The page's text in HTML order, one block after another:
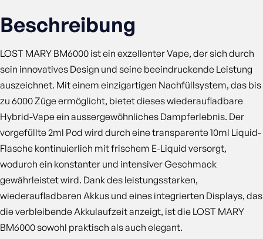
Beschreibung
LOST MARY BM6000 ist ein exzellenter Vape, der sich durch
sein innovatives Design und seine beeindruckende Leistung
auszeichnet. Mit einem einzigartigen Nachfüllsystem, das bis
zu 6000 Züge ermöglicht, bietet dieses wiederaufladbare
Hybrid-Vape ein aussergewöhnliches Dampferlebnis. Der
vorgefüllte 2ml Pod wird durch eine transparente 10ml Liquid-
Flasche kontinuierlich mit frischem E-Liquid versorgt,
wodurch ein konstanter und intensiver Geschmack
gewährleistet wird. Dank des leistungsstarken,
wiederaufladbaren Akkus und eines integrierten Displays, das
die verbleibende Akkulaufzeit anzeigt, ist die LOST MARY
BM6000 sowohl praktisch als auch elegant.